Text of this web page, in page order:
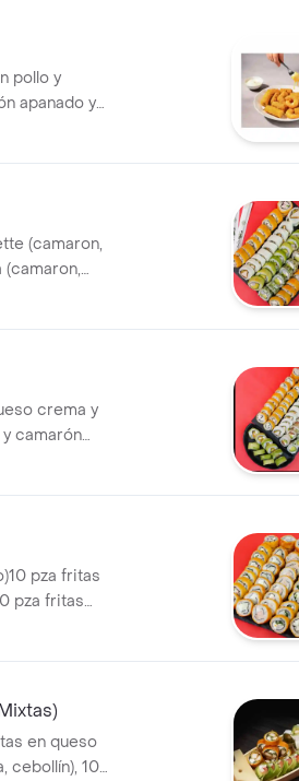
pollo y
apanado y
(camaron,
(camaron,
crema (pollo
crema y
camarón
y palta,
pza fritas
pza fritas
en queso
cebollín), 10